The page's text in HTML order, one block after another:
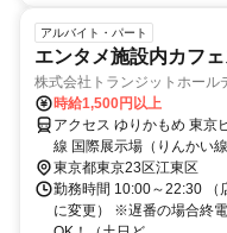
アルバイト・パート
エンタメ施設内カフ
株式会社トランジットホー
時給1,500円以上
アクセス ゆりかもめ 東京
線 国際展示場（りんかい
歩約12分
東京都東京23区江東区
勤務時間 10:00～22:30
に変更） ※遅番の場合終